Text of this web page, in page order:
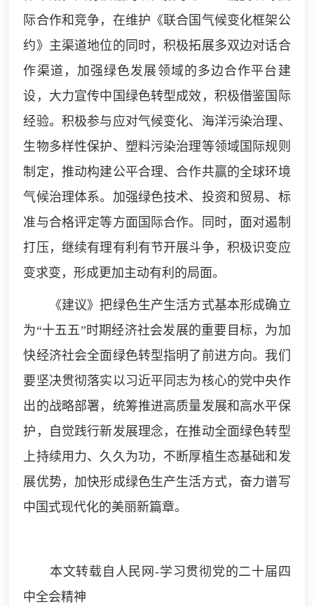
际合作和竞争，在维护《联合国气候变化框架公
约》主渠道地位的同时，积极拓展多双边对话合
作渠道，加强绿色发展领域的多边合作平台建
设，大力宣传中国绿色转型成效，积极借鉴国际
经验。积极参与应对气候变化、海洋污染治理、
生物多样性保护、塑料污染治理等领域国际规则
制定，推动构建公平合理、合作共赢的全球环境
气候治理体系。加强绿色技术、投资和贸易、标
准与合格评定等方面国际合作。同时，面对遏制
打压，继续有理有利有节开展斗争，积极识变应
变求变，形成更加主动有利的局面。
《建议》把绿色生产生活方式基本形成确立
为“十五五”时期经济社会发展的重要目标，为加
快经济社会全面绿色转型指明了前进方向。我们
要坚决贯彻落实以习近平同志为核心的党中央作
出的战略部署，统筹推进高质量发展和高水平保
护，自觉践行新发展理念，在推动全面绿色转型
上持续用力、久久为功，不断厚植生态基础和发
展优势，加快形成绿色生产生活方式，奋力谱写
中国式现代化的美丽新篇章。
本文转载自人民网-学习贯彻党的二十届四
中全会精神